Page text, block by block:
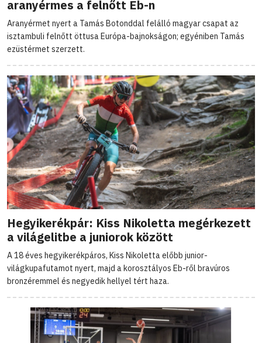
aranyérmes a felnőtt Eb-n
Aranyérmet nyert a Tamás Botonddal felálló magyar csapat az
isztambuli felnőtt öttusa Európa-bajnokságon; egyéniben Tamás
ezüstérmet szerzett.
Hegyikerékpár: Kiss Nikoletta megérkezett
a világelitbe a juniorok között
A 18 éves hegyikerékpáros, Kiss Nikoletta előbb junior-
világkupafutamot nyert, majd a korosztályos Eb-ről bravúros
bronzéremmel és negyedik hellyel tért haza.